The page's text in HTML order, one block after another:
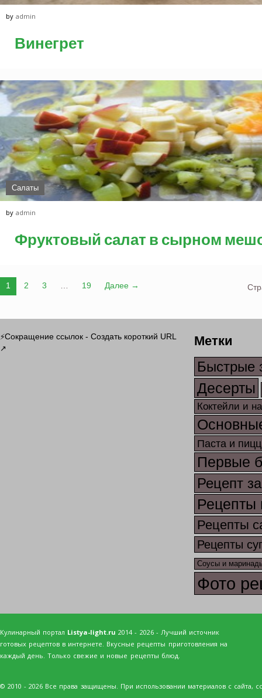
byadmin
Винегрет
Салаты
byadmin
Фруктовый салат в сырном
1 2 3 19 Далее →
⚡Сокращение ссылок - Создать короткий URL
↗ Метки
Быстрые
Десерты
Коктейли и
Паста и
Первые
Рецепт
Рецепты
Рецепты
Рецепты
Соусы и
Фото
Кулинарный портал Listya-light.ru 2014 - 2026 - Лучший источник
готовых рецептов в интернете. Вкусные рецепты приготовления на
каждый день. Только свежие и новые рецепты блюд.
© 2010 - 2026 Все права защищены. При использовании материалов с сайта,